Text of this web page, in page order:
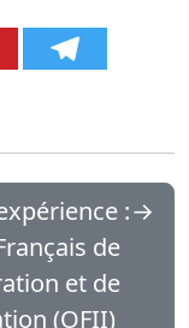
:
de
et de
(OFII)
→